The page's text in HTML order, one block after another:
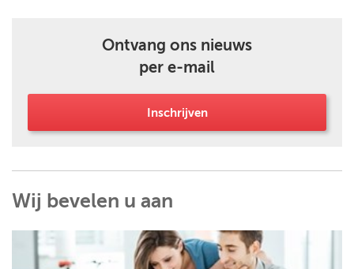
Ontvang ons nieuws
per e-mail
Inschrijven
Wij bevelen u aan